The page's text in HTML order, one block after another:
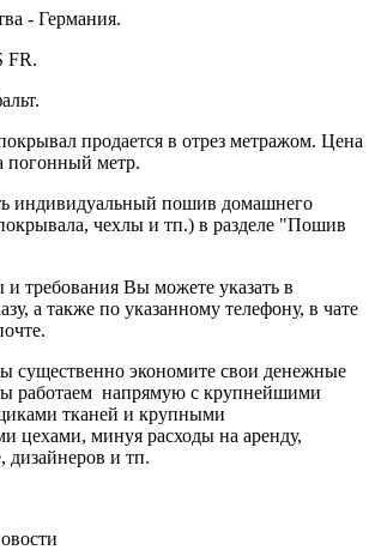
- Германия.
FR.
продается в отрез метражом. Цена
погонный метр.
индивидуальный пошив домашнего
чехлы и тп.) в разделе "Пошив
требования Вы можете указать в
а также по указанному телефону, в чате
существенно экономите свои денежные
работаем напрямую с крупнейшими
тканей и крупными
цехами, минуя расходы на аренду,
дизайнеров и тп.